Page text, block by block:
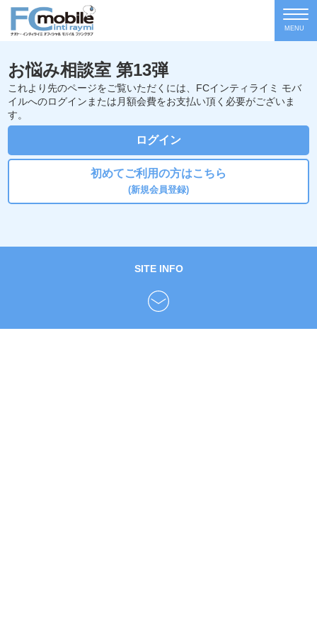
MENU
お悩み相談室 第13弾
これより先のページをご覧いただくには、FCインティライミ モバ
イルへのログインまたは月額会費をお支払い頂く必要がございま
す。
ログイン
初めてご利用の方はこちら
(新規会員登録)
SITE INFO